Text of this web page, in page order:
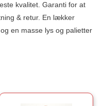
kvalitet. Garanti for at
& retur. En lækker
en masse lys og palietter